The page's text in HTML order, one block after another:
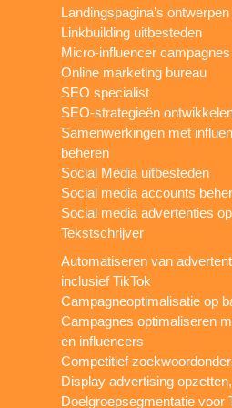
Landingspagina’s ontwerpen
Linkbuilding uitbesteden
Micro-influencer
Online marketing bureau
SEO specialist
SEO-strategieën
Samenwerkingen met
beheren
Social Media uitbesteden
Social media accounts
Social media advertenties
Tekstschrijver
Automatiseren van
inclusief TikTok
Campagneoptimalisatie op
Campagnes optimaliseren
en influencers
Competitief
Display advertising
Doelgroepsegmentatie voor